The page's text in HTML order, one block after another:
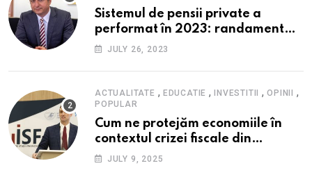
Sistemul de pensii private a
performat în 2023: randament
peste inflație, active și plăți la
cadrul ofertei Hidroelectrica,
reziliența la crize
JULY 26, 2023
ACTUALITATE , EDUCATIE , INVESTITII ,OPINII ,
POPULAR
Cum ne protejăm economiile în
contextul crizei fiscale din
România- Valentin Ionescu,
JULY 9, 2025